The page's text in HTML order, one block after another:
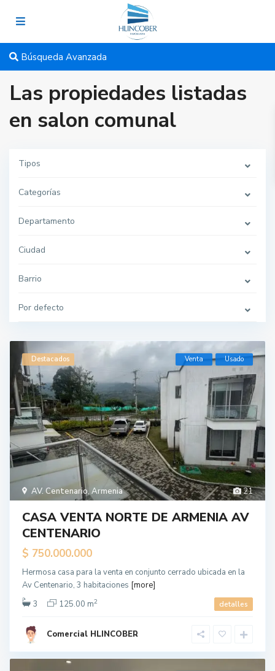
Búsqueda Avanzada
Las propiedades listadas
en salon comunal
Tipos
Categorías
Departamento
Ciudad
Barrio
Por defecto
21
AV. Centenario,Armenia
Destacados Venta Usado
CASA VENTA NORTE DE ARMENIA AV
CENTENARIO
$ 750.000.000
Hermosa casa para la venta en conjunto cerrado ubicada en la
Av Centenario, 3 habitaciones [more]
3
125.00 m2 detalles
Comercial HLINCOBER